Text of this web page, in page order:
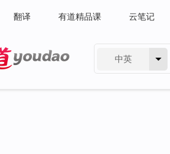
翻译 有道精品课 云笔记
中英